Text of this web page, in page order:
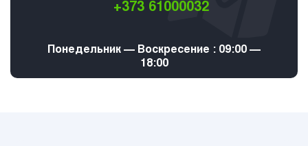
+373 61000032
Понедельник — Воскресение : 09:00 —
18:00